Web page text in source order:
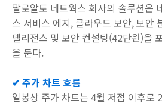
팔로알토 네트웍스 회사의 솔루션은
스 서비스 에지, 클라우드 보안, 보안
텔리전스 및 보안 컨설팅(42단원)을
을 둔다.
✔ 주가 차트 흐름
일봉상 주가 차트는 4월 저점 이후로